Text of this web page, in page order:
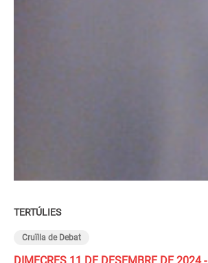
TERTÚLIES
Cruïlla de Debat